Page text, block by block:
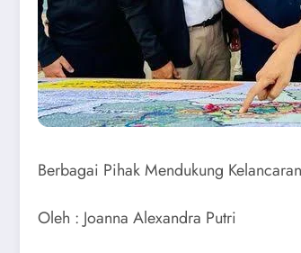
Berbagai Pihak Mendukung
Oleh : Joanna Alexandra Putri